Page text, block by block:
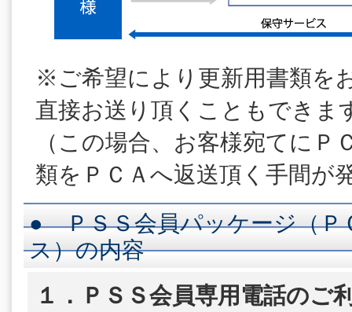
※ご希望により更新用書類を
直接お送り頂くこともできま
（この場合、お客様宛てにＰ
類をＰＣＡへ返送頂く手間が
● ＰＳＳ会員パッケージ（Ｐ
ス）の内容
１．ＰＳＳ会員専用電話のご